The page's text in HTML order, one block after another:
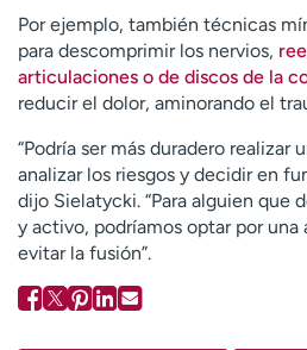
Por ejemplo, también técnicas
para descomprimir los nervios,
articulaciones o de discos de la
reducir el dolor, aminorando el
“Podría ser más duradero realizar
analizar los riesgos y decidir en
dijo Sielatycki. “Para alguien que
y activo, podríamos optar por una
evitar la fusión”.